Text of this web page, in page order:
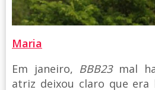
Maria
Em janeiro, BBB23mal
atriz deixou claro que era